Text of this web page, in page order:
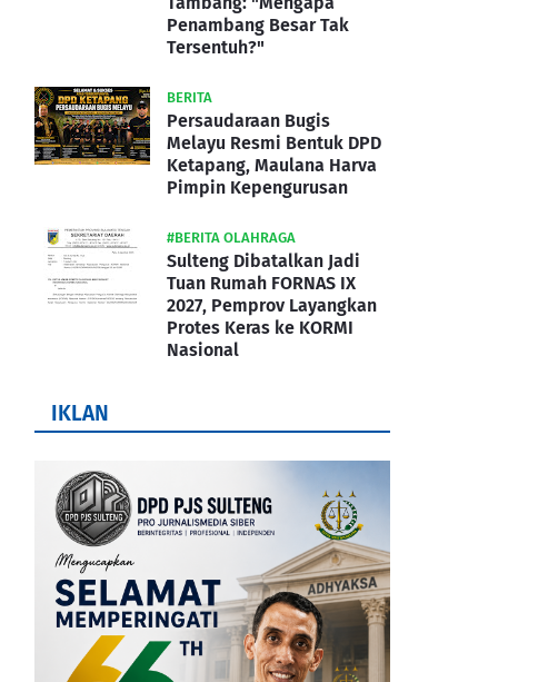
Penambang Besar Tak
Tersentuh?"
BERITA
Persaudaraan Bugis
Melayu Resmi Bentuk DPD
Ketapang, Maulana Harva
Pimpin Kepengurusan
#BERITA OLAHRAGA
Sulteng Dibatalkan Jadi
Tuan Rumah FORNAS IX
2027, Pemprov Layangkan
Protes Keras ke KORMI
Nasional
IKLAN